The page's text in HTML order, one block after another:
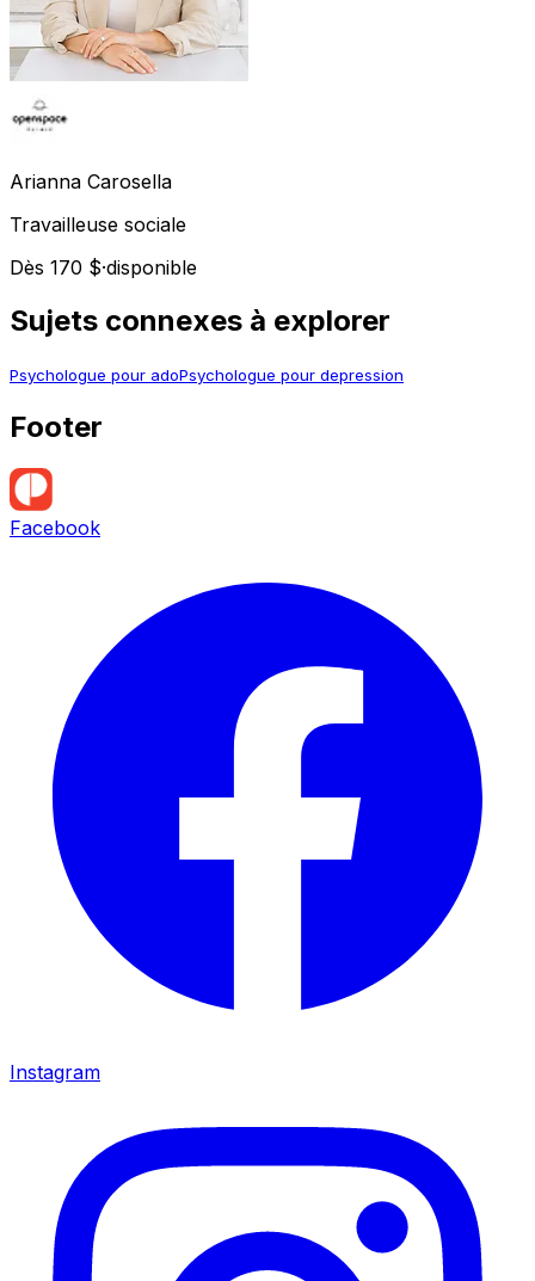
Arianna Carosella
Travailleuse sociale
Dès 170 $·disponible
Sujets connexes à explorer
Psychologue pour adoPsychologue pour depression
Footer
Facebook
Instagram